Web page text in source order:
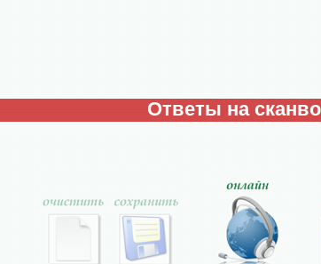
Ответы на